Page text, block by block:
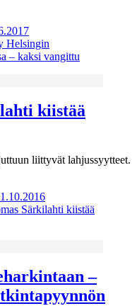
Helsingin
– kaksi vangittu
kiistää
liittyvät lahjussyytteet.
Särkilahti kiistää
–